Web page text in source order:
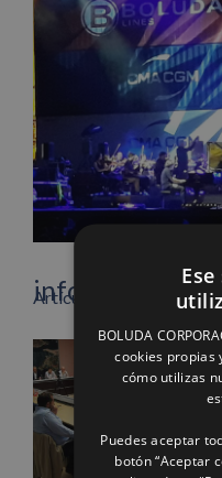
info heading
info content
Artículos relacionados
BOLUDA
cookies propias
cómo utilizas
Puedes aceptar
botón “Aceptar